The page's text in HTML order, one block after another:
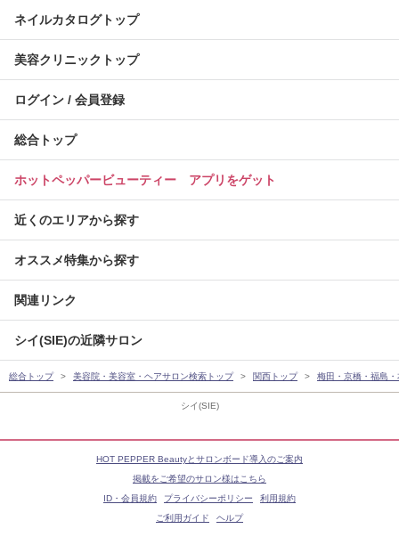
シイ(SIE)
ネイルカタログトップ
美容クリニックトップ
ログイン / 会員登録
総合トップ
ホットペッパービューティー アプリをゲット
近くのエリアから探す
オススメ特集から探す
関連リンク
シイ(SIE)の近隣サロン
総合トップ 美容院・美容室・ヘアサロン検索トップ 関西トップ 梅田・京橋・福島
HOT PEPPER Beautyとサロンボード導入のご案内
掲載をご希望のサロン様はこちら
ID・会員規約
プライバシーポリシー
利用規約
ご利用ガイド
ヘルプ